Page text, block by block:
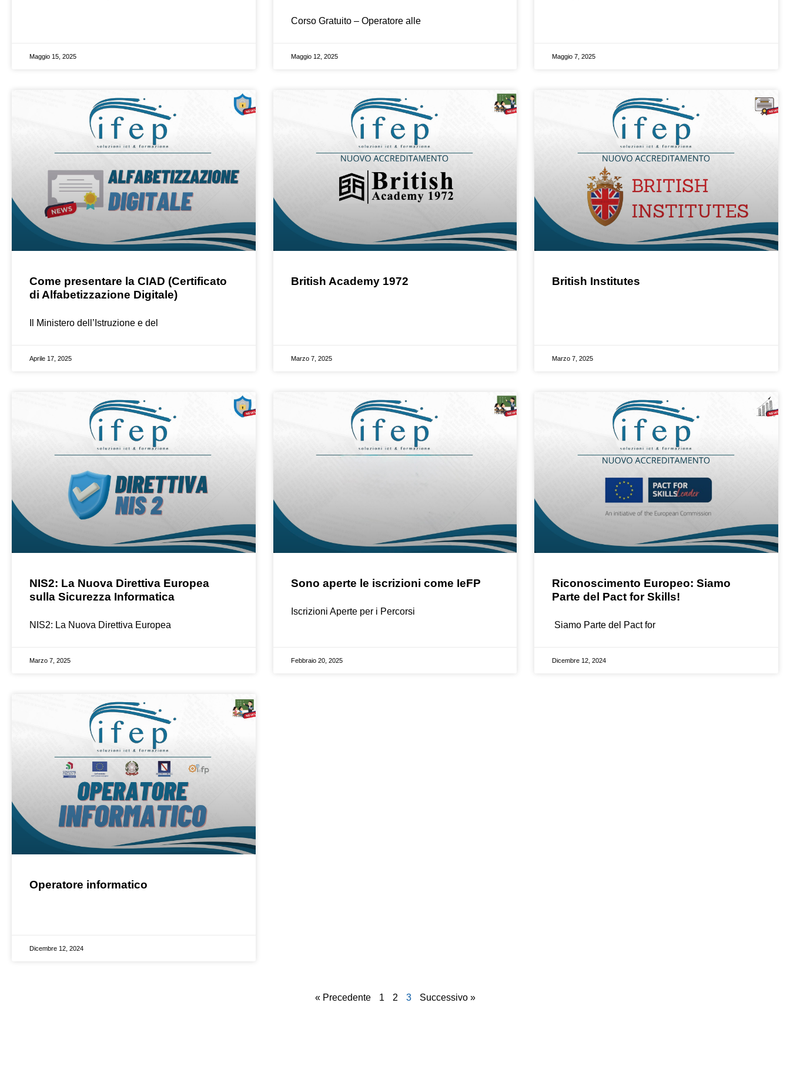
Maggio 15, 2025
Corso Gratuito – Operatore alle
Maggio 12, 2025 Maggio 7, 2025
Come presentare la CIAD (Certificato
di Alfabetizzazione Digitale)
Il Ministero dell’Istruzione e del
Aprile 17, 2025
British Academy 1972
Marzo 7, 2025
British Institutes
Marzo 7, 2025
NIS2: La Nuova Direttiva Europea
sulla Sicurezza Informatica
NIS2: La Nuova Direttiva Europea
Marzo 7, 2025
Sono aperte le iscrizioni come IeFP
Iscrizioni Aperte per i Percorsi
Febbraio 20, 2025
Riconoscimento Europeo: Siamo
Parte del Pact for Skills!
Siamo Parte del Pact for
Dicembre 12, 2024
Operatore informatico
Dicembre 12, 2024
« Precedente 1 2 3 Successivo »